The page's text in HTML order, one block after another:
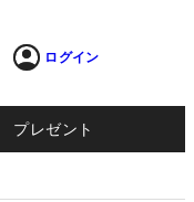
ログイン
プレゼント